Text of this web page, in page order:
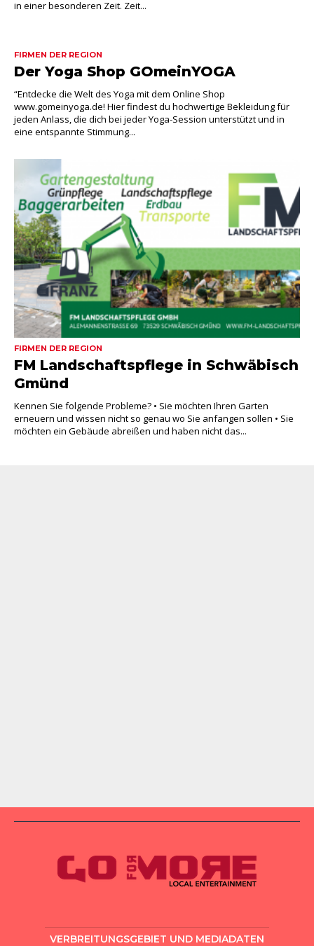
in einer besonderen Zeit. Zeit...
FIRMEN DER REGION
Der Yoga Shop GOmeinYOGA
“Entdecke die Welt des Yoga mit dem Online Shop
www.gomeinyoga.de! Hier findest du hochwertige Bekleidung für
jeden Anlass, die dich bei jeder Yoga-Session unterstützt und in
eine entspannte Stimmung...
FIRMEN DER REGION
FM Landschaftspflege in Schwäbisch
Gmünd
Kennen Sie folgende Probleme? • Sie möchten Ihren Garten
erneuern und wissen nicht so genau wo Sie anfangen sollen • Sie
möchten ein Gebäude abreißen und haben nicht das...
VERBREITUNGSGEBIET UND MEDIADATEN